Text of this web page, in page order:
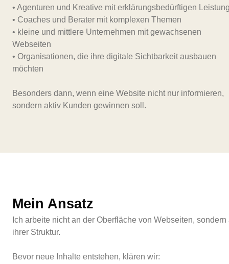
• Agenturen und Kreative mit erklärungsbedürftigen
• Coaches und Berater mit komplexen Themen
• kleine und mittlere Unternehmen mit gewachsenen
Webseiten
• Organisationen, die ihre digitale Sichtbarkeit ausbauen
möchten
Besonders dann, wenn eine Website nicht nur informieren,
sondern aktiv Kunden gewinnen soll.
Mein Ansatz
Ich arbeite nicht an der Oberfläche von Webseiten, sondern
ihrer Struktur.
Bevor neue Inhalte entstehen, klären wir: